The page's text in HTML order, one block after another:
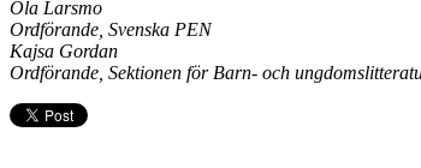
Ola Larsmo
Ordförande, Svenska PEN
Kajsa Gordan
Ordförande, Sektionen för Barn- och